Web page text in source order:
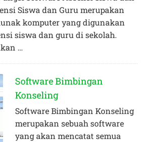
Siswa dan Guru merupakan
komputer yang digunakan
siswa dan guru di sekolah.
…
Software Bimbingan
Konseling
Software Bimbingan Konseling
merupakan sebuah software
yang akan mencatat semua